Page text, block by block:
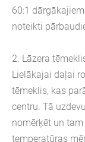
60:1
noteikti
2. Lāzera
Lielākajai daļai
tēmeklis, kas
centru. Tā
nomērķēt un
temperatūras